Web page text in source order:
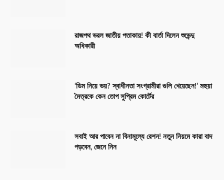
রাজপথ ভরল জাতীয় পতাকায়! কী বার্তা দিলেন শুভেন্দু
অধিকারী
‘ডিম নিয়ে ভয়? স্বাধীনতা সংগ্রামীরা গুলি খেয়েছেন!’ মহুয়া
মৈত্রকে কেন তোপ সুপ্রিম কোর্টের
সবাই আর পাবেন না বিনামূল্যে রেশন! নতুন নিয়মে কারা বাদ
পড়বেন, জেনে নিন